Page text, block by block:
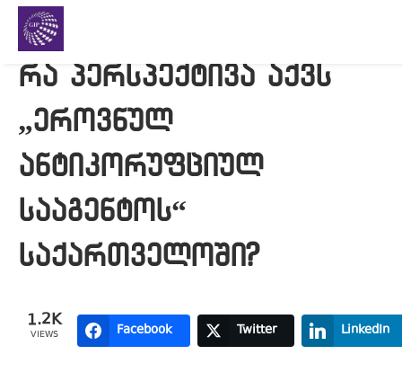
რა პერსპექტივა აქვს
„ეროვნულ
ანტიკორუფციულ
სააგენტოს“
საქართველოში?
1.2K
VIEWS Facebook Twitter LinkedIn